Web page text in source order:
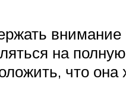
внимание
на
что она